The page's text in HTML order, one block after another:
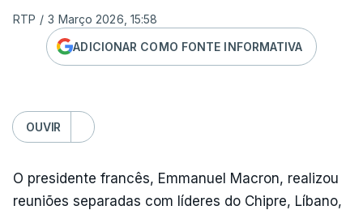
RTP / 3 Março 2026, 15:58
ADICIONAR COMO FONTE INFORMATIVA
OUVIR
O presidente francês, Emmanuel Macron, realizou
reuniões separadas com líderes do Chipre, Líbano,